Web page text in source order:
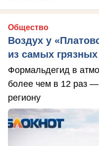
Общество
Воздух у
из самых
Формальдегид в
более чем в 12 раз —
региону